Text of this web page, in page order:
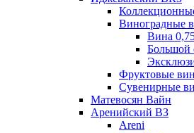
Виноградные
Вина
Большой
Фруктовые
Cувенирные
Матевосян Вайн
Аренийский ВЗ
Areni